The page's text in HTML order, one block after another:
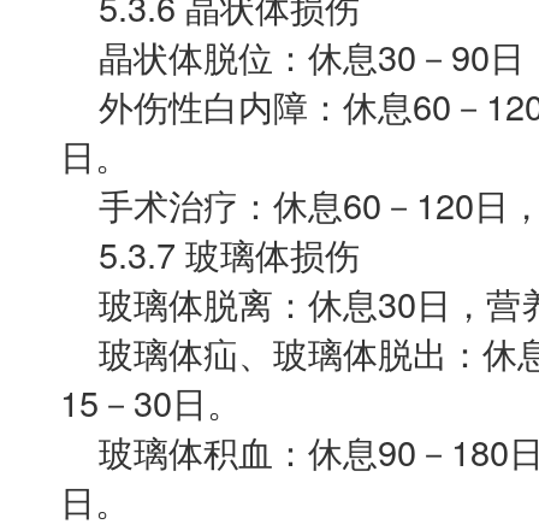
晶状体脱位：休息30－90日
外伤性白内障：休息60－
日。
手术治疗：休息60－120日
5.3.7 玻璃体损伤
玻璃体脱离：休息30日，营
玻璃体疝、玻璃体脱出：休
15－30日。
玻璃体积血：休息90－180
日。